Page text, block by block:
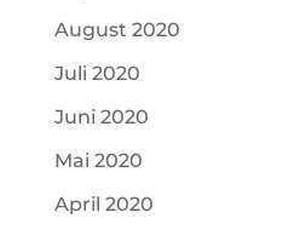
August 2020
Juli 2020
Juni 2020
Mai 2020
April 2020